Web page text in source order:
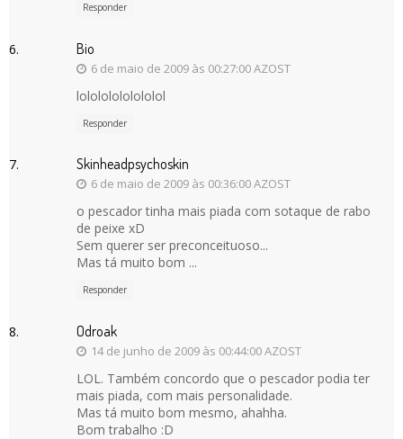
Responder
Bio
6 de maio de 2009 às 00:27:00 AZOST
lolololololololol
Responder
Skinheadpsychoskin
6 de maio de 2009 às 00:36:00 AZOST
o pescador tinha mais piada com sotaque de rabo
de peixe xD
Sem querer ser preconceituoso...
Mas tá muito bom ...
Responder
Odroak
14 de junho de 2009 às 00:44:00 AZOST
LOL. Também concordo que o pescador podia ter
mais piada, com mais personalidade.
Mas tá muito bom mesmo, ahahha.
Bom trabalho :D